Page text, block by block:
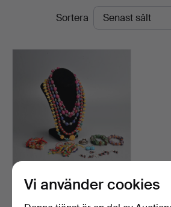
Auction
SlutpriserSortera
EN GRUPP HALSBAND,
ARMBAND, ÖRHÄNGEN,
Klubbades 30 apr 2026
Vi använder cookies